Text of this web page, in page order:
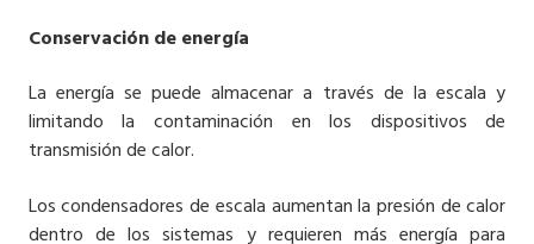
Conservación de energía
La energía se puede almacenar a través de la escala y
limitando la contaminación en los dispositivos de
transmisión de calor.
Los condensadores de escala aumentan la presión de calor
dentro de los sistemas y requieren más energía para